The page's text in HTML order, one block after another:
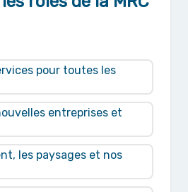
pour toutes les
entreprises et
les paysages et nos